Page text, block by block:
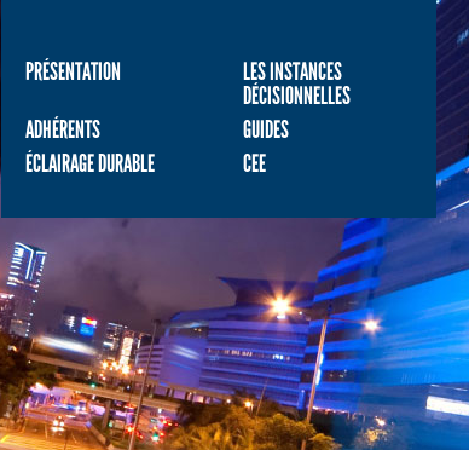
PRÉSENTATION
LES INSTANCES
DÉCISIONNELLES
ADHÉRENTS
GUIDES
ÉCLAIRAGE DURABLE
CEE